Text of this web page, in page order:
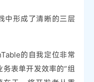
中形成了清晰的三层
的自我定位非常
表单开发效率的“组